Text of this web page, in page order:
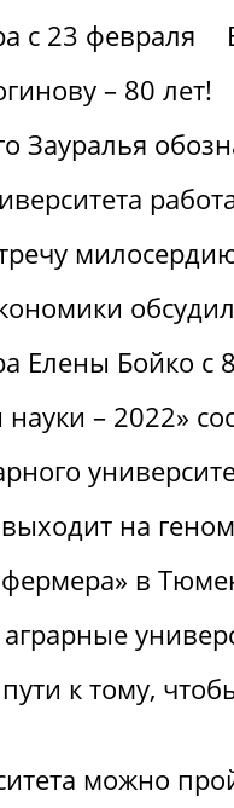
с 23 февраля
– 80 лет!
Зауралья
Елены Бойко с
– 2022»
на
в
к тому,
можно